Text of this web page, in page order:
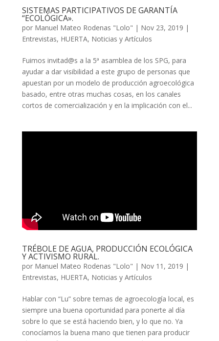
SISTEMAS PARTICIPATIVOS DE GARANTÍA
“ECOLÓGICA».
por Manuel Mateo Rodenas "Lolo" | Nov 23, 2019 |
Entrevistas, HUERTA, Noticias y Artículos
Fuimos invitad@s a la 5ª asamblea de los SPG, para
ayudar a dar visibilidad a este grupo de personas que
apuestan por un modelo de producción agroecológica
basado, entre otras muchas cosas, en los canales
cortos de comercialización y en la implicación con el...
TRÉBOLE DE AGUA, PRODUCCIÓN ECOLÓGICA
Y ACTIVISMO RURAL.
por Manuel Mateo Rodenas "Lolo" | Nov 11, 2019 |
Entrevistas, HUERTA, Noticias y Artículos
Hablar con “Lu” sobre temas de agroecología local, es
siempre una buena oportunidad para ponerte al día
sobre lo que se está haciendo bien, y lo que no. Ya
conocíamos la buena mano que tienen para producir